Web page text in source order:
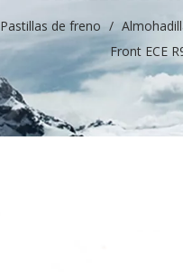
Pastillas de freno /
Front ECE